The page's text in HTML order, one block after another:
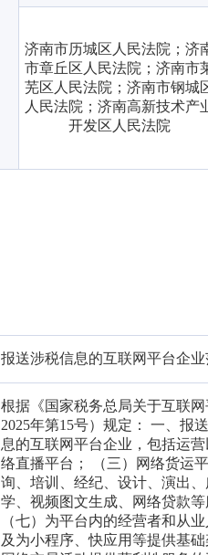
济南市历城区人民法院；济
市章丘区人民法院；济南市
芜区人民法院；济南市钢城
人民法院；济南高新技术产
开发区人民法院
报送涉税信息的互联网平台企
根据《国家税务总局关于互联
2025年第15号）规定： 一、报
息的互联网平台企业，包括运
络直播平台； （三）网络货运
询、培训、经纪、设计、演出
学、视频图文生成、网络贷款
（七）为平台内的经营者和从
及为小程序、快应用等提供基